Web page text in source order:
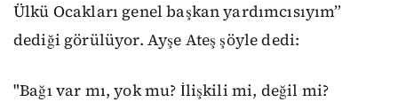
Ülkü Ocakları genel başkan yardımcısıyım”
dediği görülüyor. Ayşe Ateş şöyle dedi:
"Bağı var mı, yok mu? İlişkili mi, değil mi?